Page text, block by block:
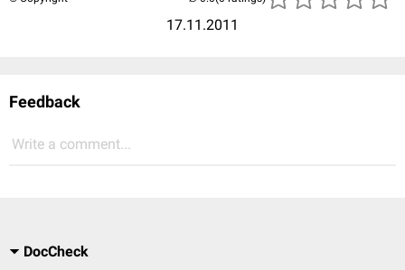
17.11.2011
Feedback
Write a comment...
DocCheck